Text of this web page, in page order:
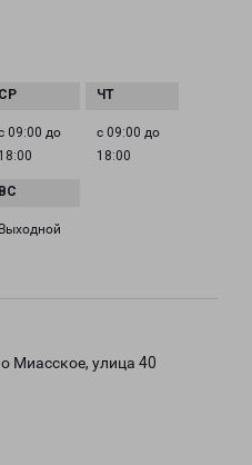
09:00 до
18:00
с 09:00 до
18:00
Выходной
Миасское, улица 40